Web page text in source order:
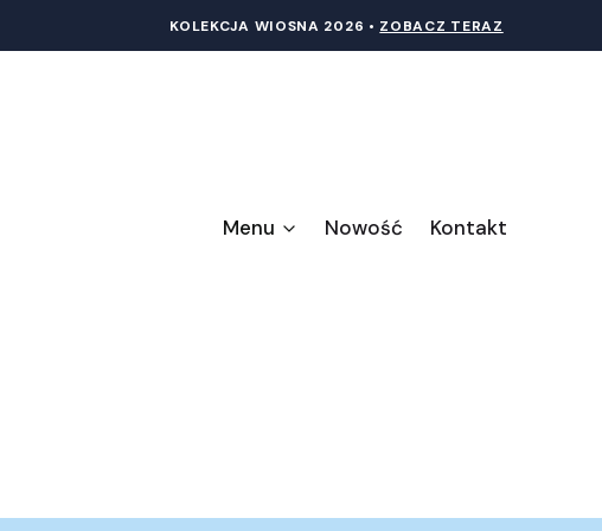
KOLEKCJA WIOSNA 2026 • ZOBACZ TERAZ
Menu Nowość Kontakt